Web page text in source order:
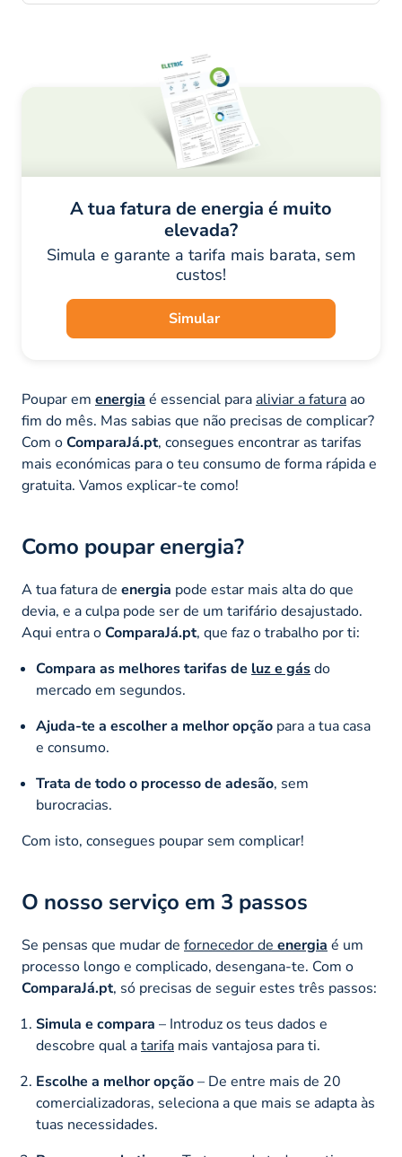
A tua fatura de energia é muito
elevada?
Simula e garante a tarifa mais barata, sem
custos!
Simular
Poupar em energia é essencial para aliviar a fatura ao
fim do mês. Mas sabias que não precisas de complicar?
Com oComparaJá.pt, consegues encontrar as tarifas
mais económicas para o teu consumo de forma rápida e
gratuita. Vamos explicar-te como!
Como poupar energia?
A tua fatura de energia pode estar mais alta do que
devia, e a culpa pode ser de um tarifário desajustado.
Aqui entra oComparaJá.pt, que faz o trabalho por ti:
Compara as melhores tarifas de luz e gásdo
mercado em segundos.
Ajuda-te a escolher a melhor opção para a tua casa
e consumo.
Trata de todo o processo de adesão, sem
burocracias.
Com isto, consegues poupar sem complicar!
O nosso serviço em 3 passos
Se pensas que mudar de fornecedor de energia é um
processo longo e complicado, desengana-te. Com o
ComparaJá.pt, só precisas de seguir estes três passos:
Simula e compara – Introduz os teus dados e
descobre qual atarifa mais vantajosa para ti.
Escolhe a melhor opção– De entre mais de 20
comercializadoras, seleciona a que mais se adapta às
tuas necessidades.